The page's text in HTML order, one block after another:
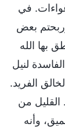
في
بعض
بها الله
لنيل
الفريد.
القليل من
وأنه